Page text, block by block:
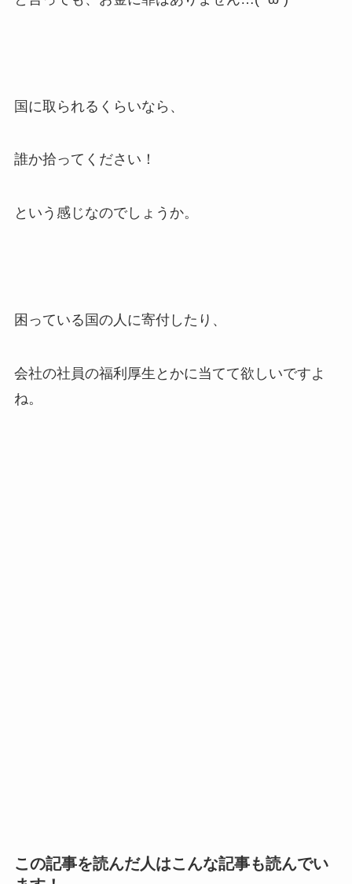
国に取られるくらいなら、
誰か拾ってください！
という感じなのでしょうか。
困っている国の人に寄付したり、
会社の社員の福利厚生とかに当てて欲しいですよ
ね。
この記事を読んだ人はこんな記事も読んでい